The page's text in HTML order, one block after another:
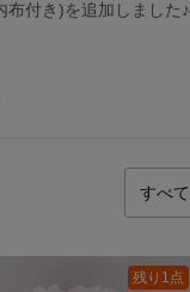
付き)を追加しました♪
残り1点